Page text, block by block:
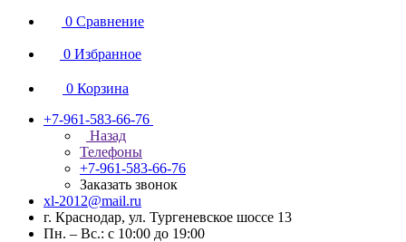
0 Сравнение
0 Избранное
0 Корзина
+7-961-583-66-76
Назад
Телефоны
+7-961-583-66-76
Заказать звонок
xl-2012@mail.ru
г. Краснодар, ул. Тургеневское шоссе 13
Пн. – Вс.: с 10:00 до 19:00